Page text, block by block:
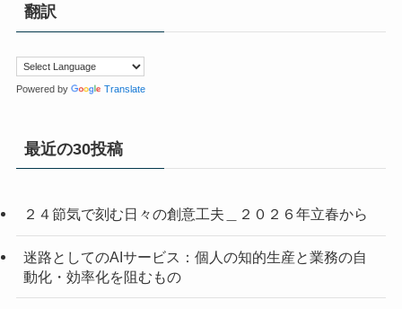
翻訳
Powered by Translate
最近の30投稿
２４節気で刻む日々の創意工夫＿２０２６年立春から
迷路としてのAIサービス：個人の知的生産と業務の自
動化・効率化を阻むもの